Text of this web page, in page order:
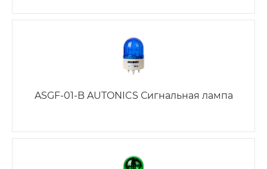
ASGF-01-B AUTONICS Сигнальная лампа